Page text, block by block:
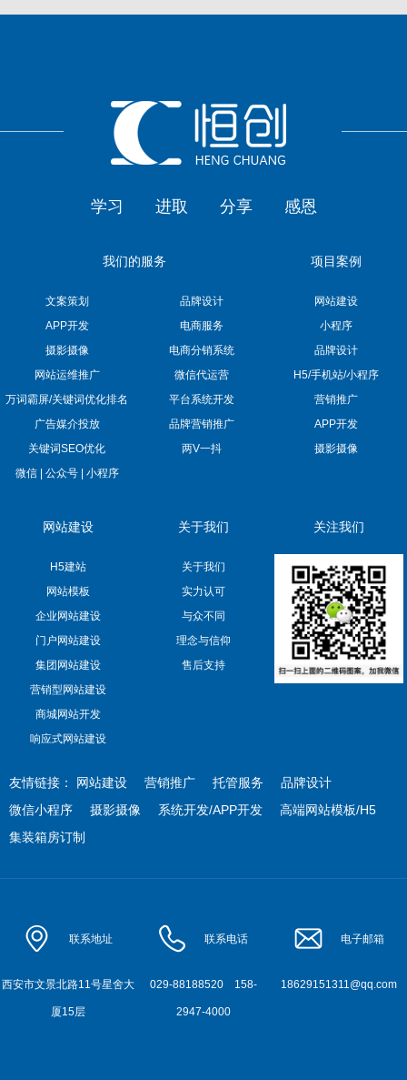
学习 进取 分享 感恩
我们的服务
文案策划
品牌设计
APP开发
电商服务
摄影摄像
电商分销系统
网站运维推广
微信代运营
万词霸屏/关键词优化排名
平台系统开发
广告媒介投放
品牌营销推广
关键词SEO优化
两V一抖
微信 | 公众号 | 小程序
项目案例
网站建设
小程序
品牌设计
H5/手机站/小程序
营销推广
APP开发
摄影摄像
网站建设
H5建站
网站模板
企业网站建设
门户网站建设
集团网站建设
营销型网站建设
商城网站开发
响应式网站建设
关于我们
关于我们
实力认可
与众不同
理念与信仰
售后支持
关注我们
友情链接： 网站建设 营销推广 托管服务
品牌设计
微信小程序
摄影摄像 系统开发/APP开发
高端网站模板/H5
集装箱房订制
联系地址
西安市文景北路11号星舍大
厦15层
联系电话
029-88188520158-
2947-4000
电子邮箱
18629151311@qq.com